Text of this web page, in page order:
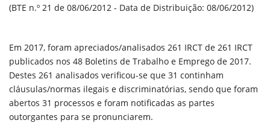
(BTE n.º 21 de 08/06/2012 - Data de Distribuição: 08/06/2012)
Em 2017, foram apreciados/analisados 261 IRCT de 261 IRCT
publicados nos 48 Boletins de Trabalho e Emprego de 2017.
Destes 261 analisados verificou-se que 31 continham
cláusulas/normas ilegais e discriminatórias, sendo que foram
abertos 31 processos e foram notificadas as partes
outorgantes para se pronunciarem.